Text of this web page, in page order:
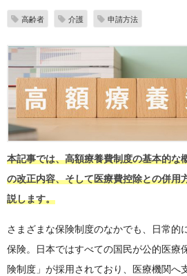
高齢者 介護 申請方法
本記事では、高額療養費制度の基本的な
の改正内容、そして医療費控除との併用
説します。
さまざまな保険制度のなかでも、日常的
保険。日本ではすべての国民が公的医療
険制度」が採用されており、医療機関へ